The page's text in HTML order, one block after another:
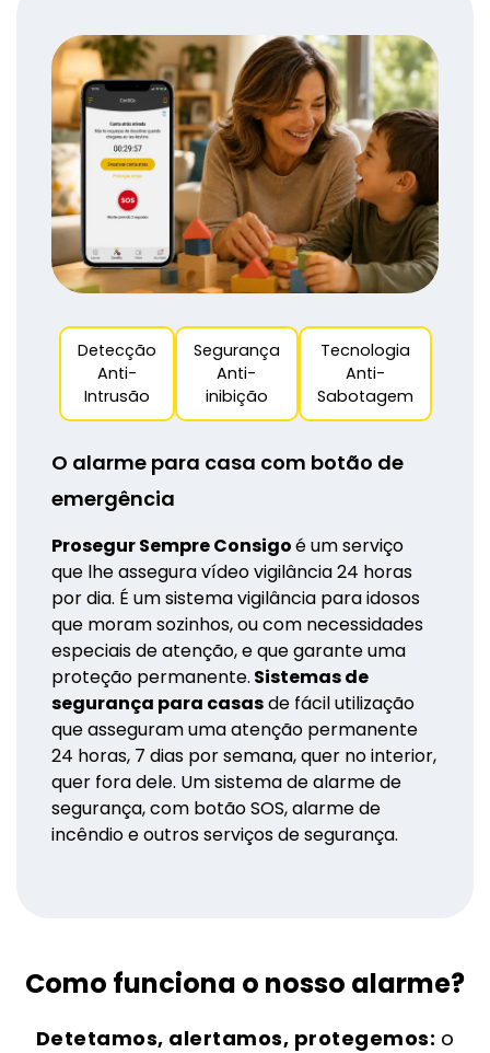
Detecção
Anti-
Intrusão
Segurança
Anti-
inibição
Tecnologia
Anti-
Sabotagem
O alarme para casa com botão de
emergência
Prosegur Sempre Consigoé um serviço
que lhe assegura vídeo vigilância 24 horas
por dia. É um sistema vigilância para idosos
que moram sozinhos, ou com necessidades
especiais de atenção, e que garante uma
proteção permanente. Sistemas de
segurança para casasde fácil utilização
que asseguram uma atenção permanente
24 horas, 7 dias por semana, quer no interior,
quer fora dele. Um sistema de alarme de
segurança, com botão SOS, alarme de
incêndio e outros serviços de segurança.
Como funciona o nosso alarme?
Detetamos, alertamos, protegemos: o